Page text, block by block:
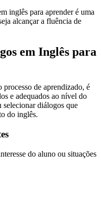
inglês para aprender é uma
alcançar a fluência de
em Inglês para
processo de aprendizado, é
e adequados ao nível do
selecionar diálogos que
do inglês.
do aluno ou situações